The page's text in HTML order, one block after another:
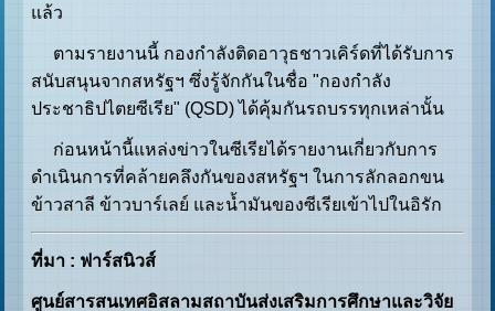
แล้ว
ตามรายงานนี้ กองกำลังติดอาวุธชาวเคิร์ดที่ได้รับการ
สนับสนุนจากสหรัฐฯ ซึ่งรู้จักกันในชื่อ "กองกำลัง
ประชาธิปไตยซีเรีย" (QSD) ได้คุ้มกันรถบรรทุกเหล่านั้น
ก่อนหน้านี้แหล่งข่าวในซีเรียได้รายงานเกี่ยวกับการ
ดำเนินการที่คล้ายคลึงกันของสหรัฐฯ ในการลักลอกขน
ข้าวสาลี ข้าวบาร์เลย์ และน้ำมันของซีเรียเข้าไปในอิรัก
ที่มา : ฟาร์สนิวส์
ศูนย์สารสนเทศอิสลามสถาบันส่งเสริมการศึกษาและวิจัย